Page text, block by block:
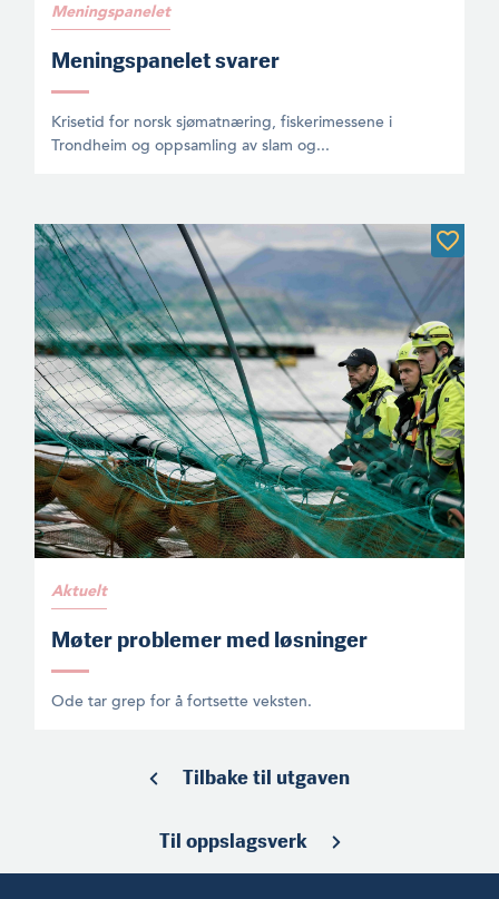
Meningspanelet
Meningspanelet svarer
Krisetid for norsk sjømatnæring, fiskerimessene i
Trondheim og oppsamling av slam og...
Aktuelt
Møter problemer med løsninger
Ode tar grep for å fortsette veksten.
Tilbake til utgaven
Til oppslagsverk